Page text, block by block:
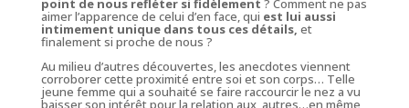
point de nous refléter si fidèlement? Comment ne pas
aimer l’apparence de celui d’en face, qui est lui aussi
intimement unique dans tous ces détails, et
finalement si proche de nous ?
Au milieu d’autres découvertes, les anecdotes viennent
corroborer cette proximité entre soi et son corps… Telle
jeune femme qui a souhaité se faire raccourcir le nez a vu
baisser son intérêt pour la relation aux autres…en même